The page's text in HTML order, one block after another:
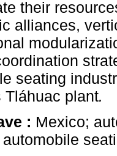
their
alliances,
seating
Tláhuac plant.
: Mexico;